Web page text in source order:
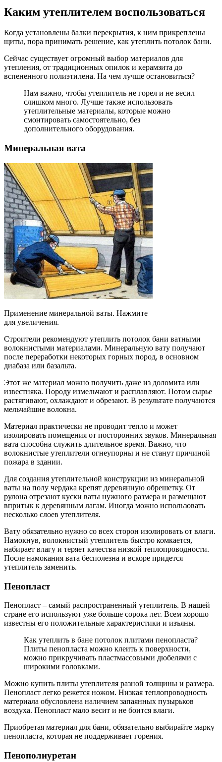
Каким утеплителем воспользоваться
Когда установлены балки перекрытия, к ним прикреплены
щиты, пора принимать решение, как утеплить потолок бани.
Сейчас существует огромный выбор материалов для
утепления, от традиционных опилок и керамзита до
вспененного полиэтилена. На чем лучше остановиться?
Нам важно, чтобы утеплитель не горел и не весил
слишком много. Лучше также использовать
утеплительные материалы, которые можно
смонтировать самостоятельно, без
дополнительного оборудования.
Минеральная вата
Применение минеральной ваты. Нажмите
для увеличения.
Строители рекомендуют утеплить потолок бани ватными
волокнистыми материалами. Минеральную вату получают
после переработки некоторых горных пород, в основном
диабаза или базальта.
Этот же материал можно получить даже из доломита или
известняка. Породу измельчают и расплавляют. Потом сырье
растягивают, охлаждают и обрезают. В результате получаются
мельчайшие волокна.
Материал практически не проводит тепло и может
изолировать помещения от посторонних звуков. Минеральная
вата способна служить длительное время. Важно, что
волокнистые утеплители огнеупорны и не станут причиной
пожара в здании.
Для создания утеплительной конструкции из минеральной
ваты на полу чердака крепят деревянную обрешетку. От
рулона отрезают куски ваты нужного размера и размещают
впритык к деревянным лагам. Иногда можно использовать
несколько слоев утеплителя.
Вату обязательно нужно со всех сторон изолировать от влаги.
Намокнув, волокнистый утеплитель быстро комкается,
набирает влагу и теряет качества низкой теплопроводности.
После намокания вата бесполезна и вскоре придется
утеплитель заменить.
Пенопласт
Пенопласт – самый распространенный утеплитель. В нашей
стране его используют уже больше сорока лет. Всем хорошо
известны его положительные характеристики и изъяны.
Как утеплить в бане потолок плитами пенопласта?
Плиты пенопласта можно клеить к поверхности,
можно прикручивать пластмассовыми дюбелями с
широкими головками.
Можно купить плиты утеплителя разной толщины и размера.
Пенопласт легко режется ножом. Низкая теплопроводность
материала обусловлена наличием запаянных пузырьков
воздуха. Пенопласт мало весит и не боится влаги.
Приобретая материал для бани, обязательно выбирайте марку
пенопласта, которая не поддерживает горения.
Пенополиуретан